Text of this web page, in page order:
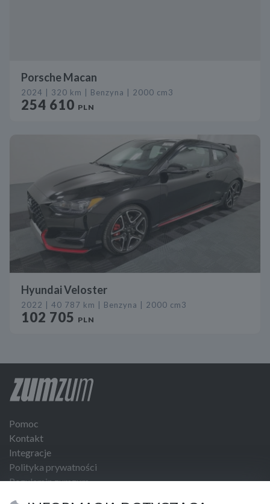
Porsche Macan
2024 | 320 km | Benzyna | 2000 cm3
254 610 PLN
Hyundai Veloster
2022 | 40 787 km | Benzyna | 2000 cm3
102 705 PLN
Pomoc
Kontakt
Integracje
Polityka prywatności
Regulamin zumzum